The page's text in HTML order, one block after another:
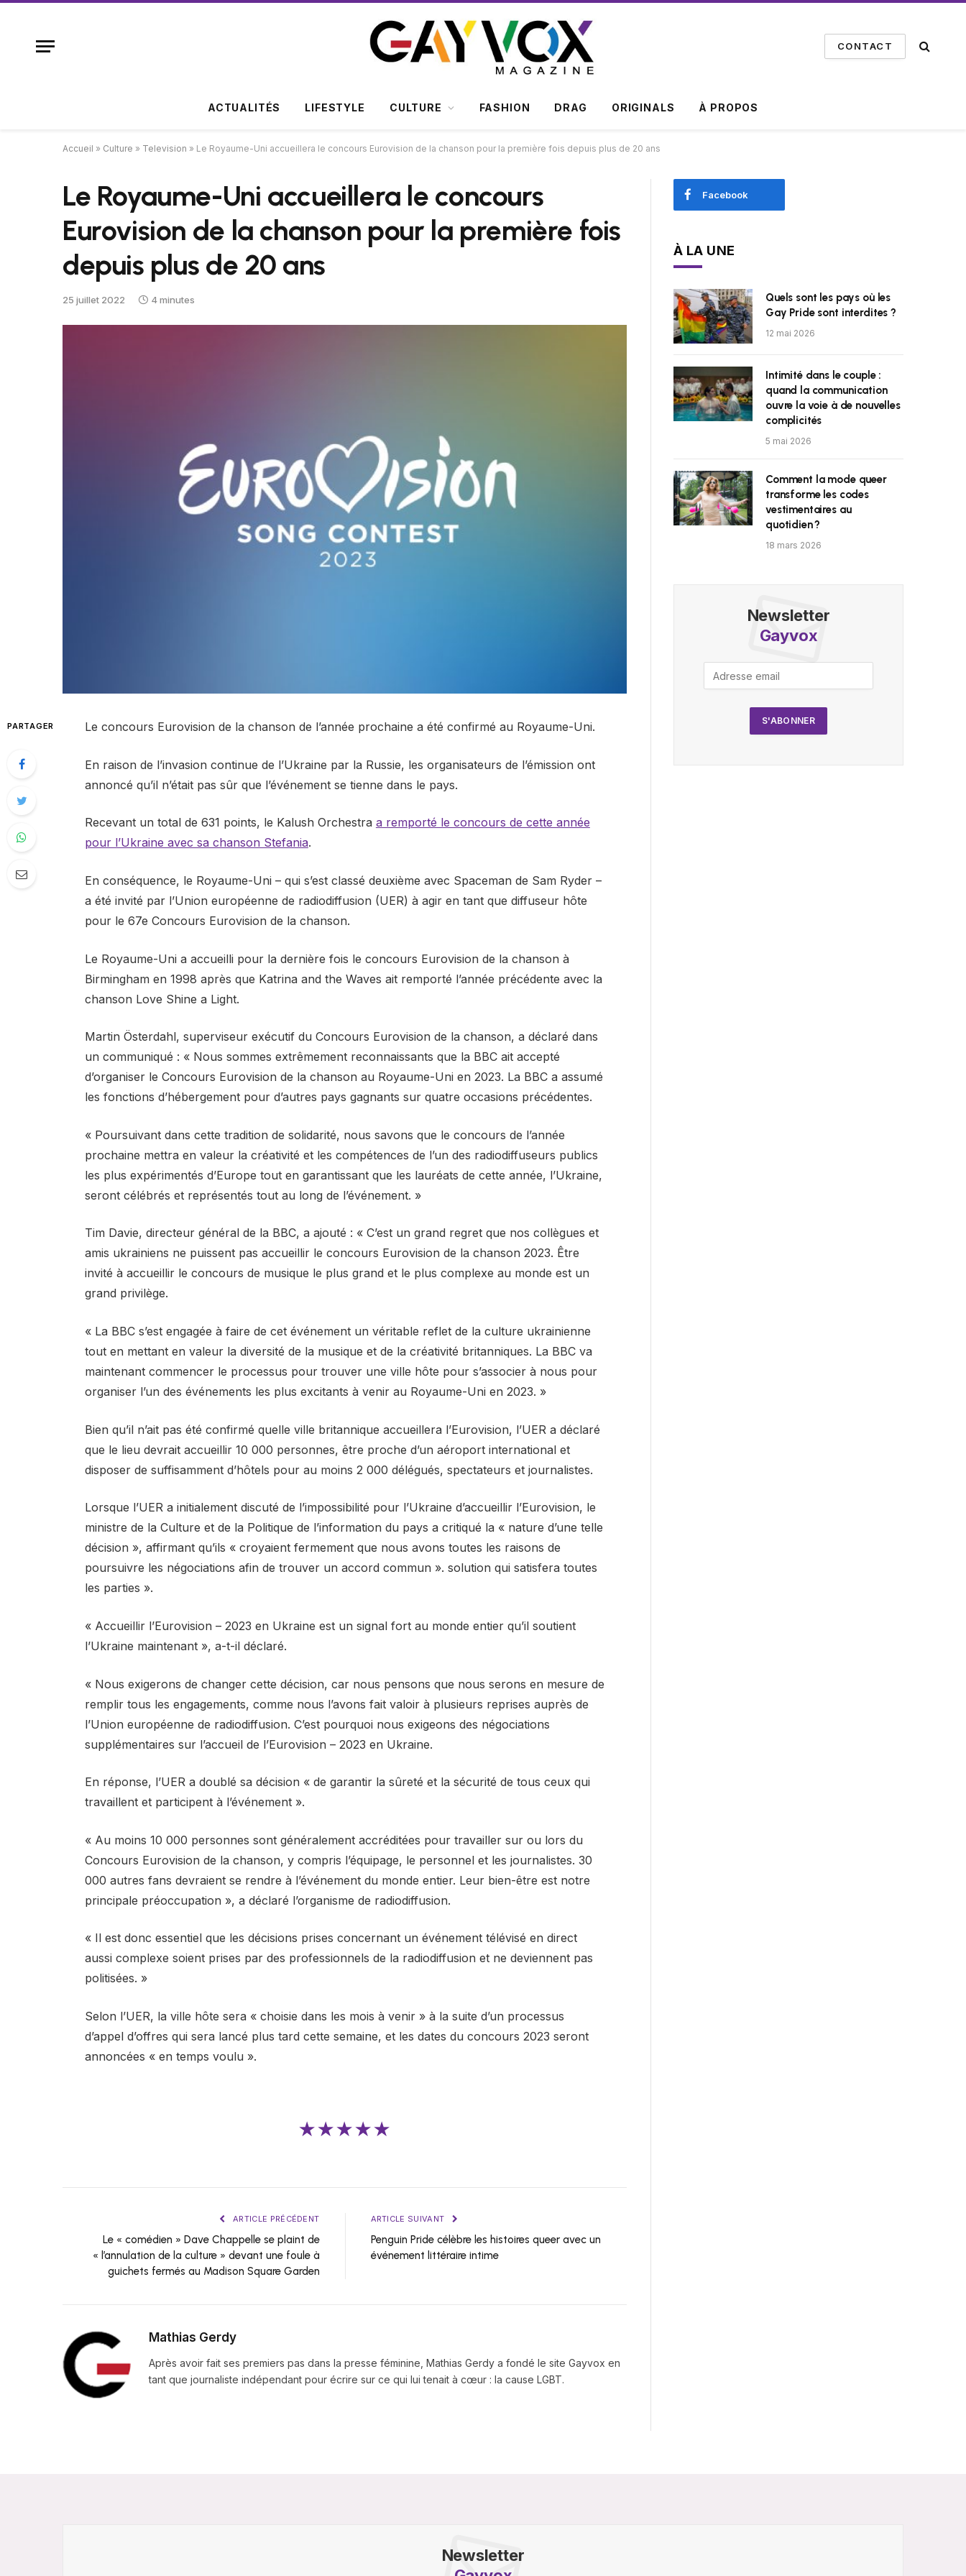
CONTACT
ACTUALITÉS LIFESTYLE CULTURE FASHION DRAG ORIGINALS À PROPOS
Accueil » Culture » Television » Le Royaume-Uni accueillera le concours Eurovision de la chanson pour la première fois depuis plus de 20 ans
Le Royaume-Uni accueillera le concours
Eurovision de la chanson pour la première fois
depuis plus de 20 ans
25 juillet 2022 4 minutes
PARTAGER Le concours Eurovision de la chanson de l’année prochaine a été confirmé au Royaume-Uni.
En raison de l’invasion continue de l’Ukraine par la Russie, les organisateurs de l’émission ont
annoncé qu’il n’était pas sûr que l’événement se tienne dans le pays.
Recevant un total de 631 points, le Kalush Orchestra a remporté le concours de cette année
pour l’Ukraine avec sa chanson Stefania.
En conséquence, le Royaume-Uni – qui s’est classé deuxième avec Spaceman de Sam Ryder –
a été invité par l’Union européenne de radiodiffusion (UER) à agir en tant que diffuseur hôte
pour le 67e Concours Eurovision de la chanson.
Le Royaume-Uni a accueilli pour la dernière fois le concours Eurovision de la chanson à
Birmingham en 1998 après que Katrina and the Waves ait remporté l’année précédente avec la
chanson Love Shine a Light.
Martin Österdahl, superviseur exécutif du Concours Eurovision de la chanson, a déclaré dans
un communiqué : « Nous sommes extrêmement reconnaissants que la BBC ait accepté
d’organiser le Concours Eurovision de la chanson au Royaume-Uni en 2023. La BBC a assumé
les fonctions d’hébergement pour d’autres pays gagnants sur quatre occasions précédentes.
« Poursuivant dans cette tradition de solidarité, nous savons que le concours de l’année
prochaine mettra en valeur la créativité et les compétences de l’un des radiodiffuseurs publics
les plus expérimentés d’Europe tout en garantissant que les lauréats de cette année, l’Ukraine,
seront célébrés et représentés tout au long de l’événement. »
Tim Davie, directeur général de la BBC, a ajouté : « C’est un grand regret que nos collègues et
amis ukrainiens ne puissent pas accueillir le concours Eurovision de la chanson 2023. Être
invité à accueillir le concours de musique le plus grand et le plus complexe au monde est un
grand privilège.
« La BBC s’est engagée à faire de cet événement un véritable reflet de la culture ukrainienne
tout en mettant en valeur la diversité de la musique et de la créativité britanniques. La BBC va
maintenant commencer le processus pour trouver une ville hôte pour s’associer à nous pour
organiser l’un des événements les plus excitants à venir au Royaume-Uni en 2023. »
Bien qu’il n’ait pas été confirmé quelle ville britannique accueillera l’Eurovision, l’UER a déclaré
que le lieu devrait accueillir 10 000 personnes, être proche d’un aéroport international et
disposer de suffisamment d’hôtels pour au moins 2 000 délégués, spectateurs et journalistes.
Lorsque l’UER a initialement discuté de l’impossibilité pour l’Ukraine d’accueillir l’Eurovision, le
ministre de la Culture et de la Politique de l’information du pays a critiqué la « nature d’une telle
décision », affirmant qu’ils « croyaient fermement que nous avons toutes les raisons de
poursuivre les négociations afin de trouver un accord commun ». solution qui satisfera toutes
les parties ».
« Accueillir l’Eurovision – 2023 en Ukraine est un signal fort au monde entier qu’il soutient
l’Ukraine maintenant », a-t-il déclaré.
« Nous exigerons de changer cette décision, car nous pensons que nous serons en mesure de
remplir tous les engagements, comme nous l’avons fait valoir à plusieurs reprises auprès de
l’Union européenne de radiodiffusion. C’est pourquoi nous exigeons des négociations
supplémentaires sur l’accueil de l’Eurovision – 2023 en Ukraine.
En réponse, l’UER a doublé sa décision « de garantir la sûreté et la sécurité de tous ceux qui
travaillent et participent à l’événement ».
« Au moins 10 000 personnes sont généralement accréditées pour travailler sur ou lors du
Concours Eurovision de la chanson, y compris l’équipage, le personnel et les journalistes. 30
000 autres fans devraient se rendre à l’événement du monde entier. Leur bien-être est notre
principale préoccupation », a déclaré l’organisme de radiodiffusion.
« Il est donc essentiel que les décisions prises concernant un événement télévisé en direct
aussi complexe soient prises par des professionnels de la radiodiffusion et ne deviennent pas
politisées. »
Selon l’UER, la ville hôte sera « choisie dans les mois à venir » à la suite d’un processus
d’appel d’offres qui sera lancé plus tard cette semaine, et les dates du concours 2023 seront
annoncées « en temps voulu ».
★★★★★
ARTICLE PRÉCÉDENT
Le « comédien » Dave Chappelle se plaint de
« l’annulation de la culture » ​​devant une foule à
guichets fermés au Madison Square Garden
ARTICLE SUIVANT
Penguin Pride célèbre les histoires queer avec un
événement littéraire intime
Mathias Gerdy
Après avoir fait ses premiers pas dans la presse féminine, Mathias Gerdy a fondé le site Gayvox en
tant que journaliste indépendant pour écrire sur ce qui lui tenait à cœur : la cause LGBT.
Facebook
À LA UNE
Quels sont les pays où les
Gay Pride sont interdites ?
12 mai 2026
Intimité dans le couple :
quand la communication
ouvre la voie à de nouvelles
complicités
5 mai 2026
Comment la mode queer
transforme les codes
vestimentaires au
quotidien ?
18 mars 2026
Newsletter
Gayvox
Newsletter